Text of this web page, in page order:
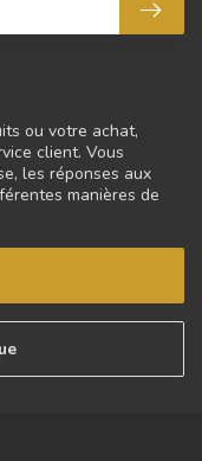
ou votre achat,
client. Vous
les réponses aux
manières de